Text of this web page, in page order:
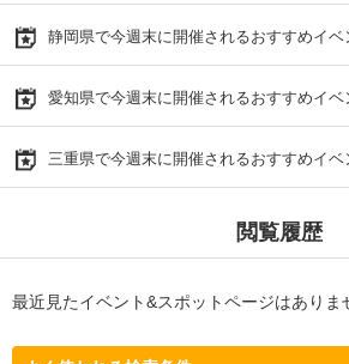
静岡県で今週末に開催されるおすすめイベ
愛知県で今週末に開催されるおすすめイベ
三重県で今週末に開催されるおすすめイベ
閲覧履歴
最近見たイベント&スポットページはありま